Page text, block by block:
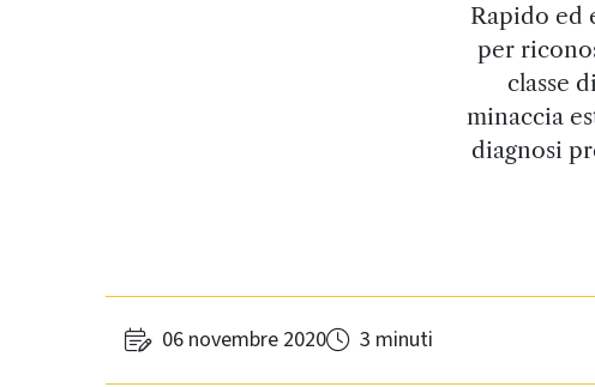
Rapido ed
per
classe
minaccia
diagnosi
06 novembre 2020 3 minuti